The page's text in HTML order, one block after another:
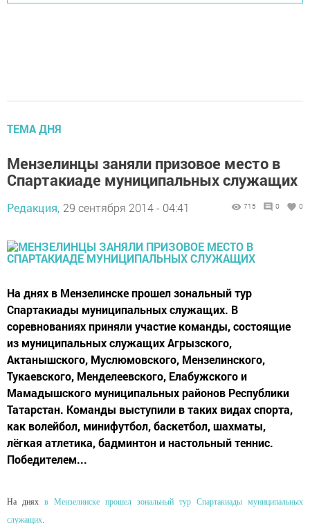
ТЕМА ДНЯ
Мензелинцы заняли призовое место в
Спартакиаде муниципальных служащих
Редакция, 29 сентября 2014 - 04:41 715 0 0
На днях в Мензелинске прошел зональный тур
Спартакиады муниципальных служащих. В
соревнованиях приняли участие команды, состоящие
из муниципальных служащих Агрызского,
Актанышского, Муслюмовского, Мензелинского,
Тукаевского, Менделеевского, Елабужского и
Мамадышского муниципальных районов Республики
Татарстан. Команды выступили в таких видах спорта,
как волейбол, минифутбол, баскетбол, шахматы,
лёгкая атлетика, бадминтон и настольный теннис.
Победителем...
На днях в Мензелинске прошел зональный тур Спартакиады муниципальных
служащих.